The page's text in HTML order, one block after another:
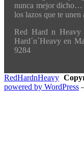
nunca mejor dicho…
los lazos que te unen
Red Hard n Heavy
Hard´n´Heavy en
9284
RedHardnHeavy
powered by WordPress